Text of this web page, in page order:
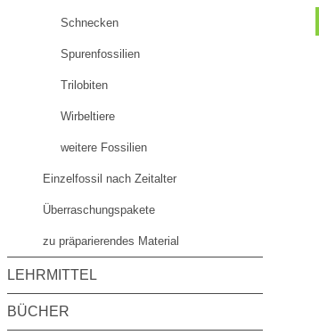
Schnecken
Spurenfossilien
Trilobiten
Wirbeltiere
weitere Fossilien
Einzelfossil nach Zeitalter
Überraschungspakete
zu präparierendes Material
LEHRMITTEL
BÜCHER